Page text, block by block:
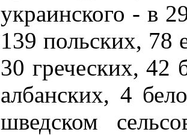
украинского - в
139 польских, 78
30 греческих, 42
албанских, 4
шведском